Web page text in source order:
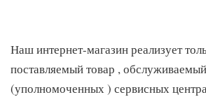
Наш интернет-магазин реализует
поставляемый товар ,
(уполномоченных ) сервисных